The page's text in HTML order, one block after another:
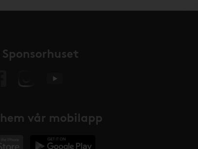
vår mobilapp